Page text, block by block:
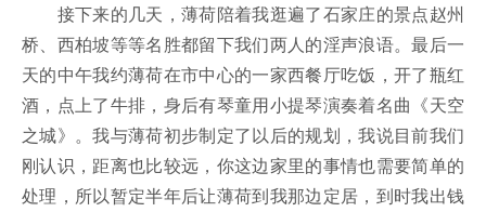
接下来的几天，薄荷陪着我逛遍了石家庄的景点赵州
桥、西柏坡等等名胜都留下我们两人的淫声浪语。最后一
天的中午我约薄荷在市中心的一家西餐厅吃饭，开了瓶红
酒，点上了牛排，身后有琴童用小提琴演奏着名曲《天空
之城》。我与薄荷初步制定了以后的规划，我说目前我们
刚认识，距离也比较远，你这边家里的事情也需要简单的
处理，所以暂定半年后让薄荷到我那边定居，到时我出钱